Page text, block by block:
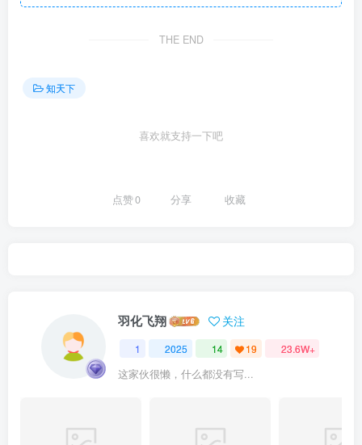
THE END
知天下
喜欢就支持一下吧
点赞0 分享 收藏
羽化飞翔 关注
1 2025 14 19 23.6W+
这家伙很懒，什么都没有写...